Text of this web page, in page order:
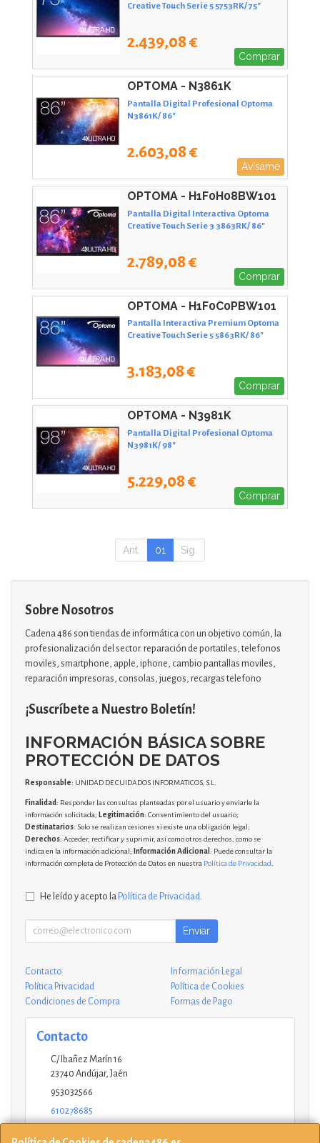
Creative Touch Serie 5 5753RK/ 75"
2.439,08 €
Comprar
OPTOMA - N3861K
Pantalla Digital Profesional Optoma
N3861K/ 86"
2.603,08 €
Avísame
OPTOMA - H1F0H08BW101
Pantalla Digital Interactiva Optoma
Creative Touch Serie 3 3863RK/ 86"
2.789,08 €
Comprar
OPTOMA - H1F0C0PBW101
Pantalla Interactiva Premium Optoma
Creative Touch Serie 5 5863RK/ 86"
3.183,08 €
Comprar
OPTOMA - N3981K
Pantalla Digital Profesional Optoma
N3981K/ 98"
5.229,08 €
Comprar
Ant. 01 Sig.
Sobre Nosotros
Cadena 486 son tiendas de informática con un objetivo común, la
profesionalización del sector. reparación de portatiles, telefonos
moviles, smartphone, apple, iphone, cambio pantallas moviles,
reparación impresoras, consolas, juegos, recargas telefono
¡Suscríbete a Nuestro Boletín!
INFORMACIÓN BÁSICA SOBRE
PROTECCIÓN DE DATOS
Responsable: UNIDAD DE CUIDADOS INFORMATICOS, S.L.
Finalidad: Responder las consultas planteadas por el usuario y enviarle la
información solicitada; Legitimación: Consentimiento del usuario;
Destinatarios: Solo se realizan cesiones si existe una obligación legal;
Derechos: Acceder, rectificar y suprimir, así como otros derechos, como se
indica en la información adicional; Información Adicional : Puede consultar la
información completa de Protección de Datos en nuestra Política de Privacidad
He leído y acepto la Política de Privacidad
Enviar
Contacto
Información Legal
Política Privacidad
Política de Cookies
Condiciones de Compra
Formas de Pago
Contacto
C/ Ibañez Marín 16
23740 Andújar, Jaén
953032566
610278685